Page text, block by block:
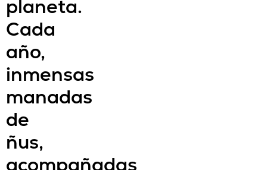
planeta.
Cada
año,
inmensas
manadas
de
ñus,
acompañadas